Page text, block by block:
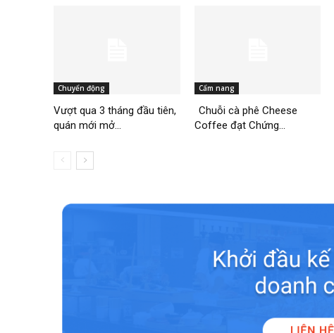
Chuyển động
Vượt qua 3 tháng đầu tiên,
quán mới mở...
Cẩm nang
Chuỗi cà phê Cheese
Coffee đạt Chứng...